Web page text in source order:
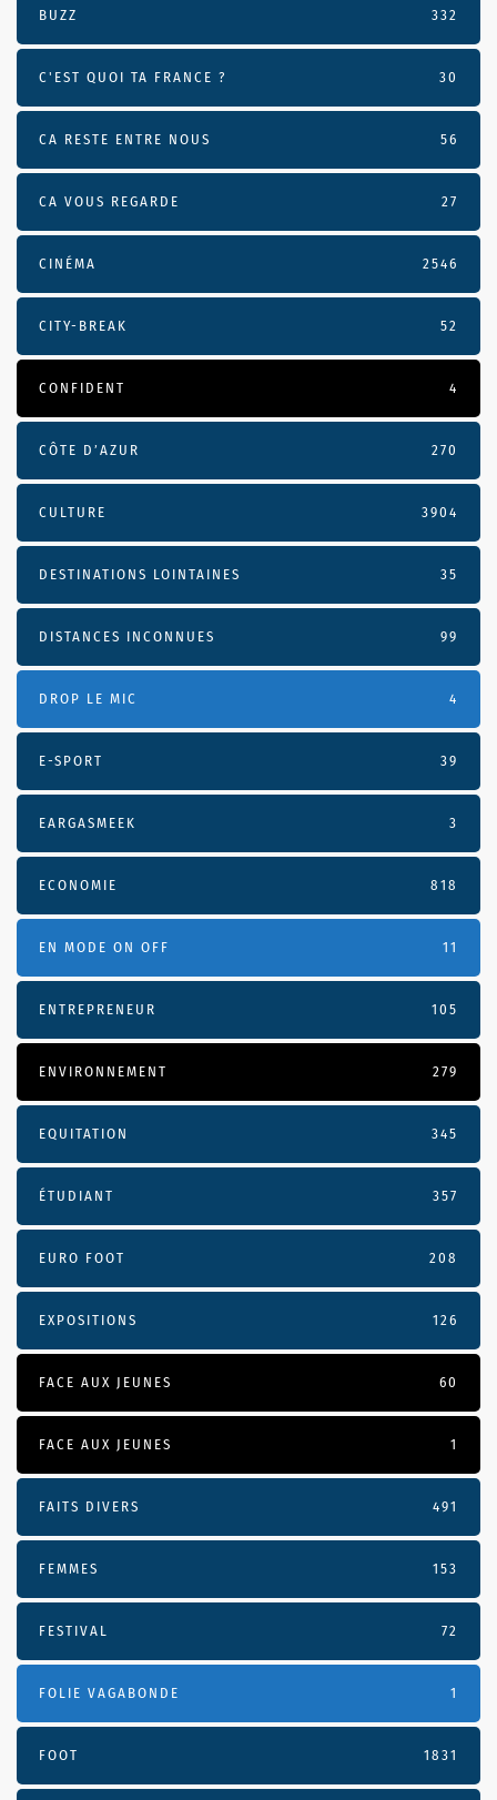
BUZZ 332
C'EST QUOI TA FRANCE ? 30
CA RESTE ENTRE NOUS 56
CA VOUS REGARDE 27
CINÉMA 2546
CITY-BREAK 52
CONFIDENT 4
CÔTE D’AZUR 270
CULTURE 3904
DESTINATIONS LOINTAINES 35
DISTANCES INCONNUES 99
DROP LE MIC 4
E-SPORT 39
EARGASMEEK 3
ECONOMIE 818
EN MODE ON OFF 11
ENTREPRENEUR 105
ENVIRONNEMENT 279
EQUITATION 345
ÉTUDIANT 357
EURO FOOT 208
EXPOSITIONS 126
FACE AUX JEUNES 60
FACE AUX JEUNES 1
FAITS DIVERS 491
FEMMES 153
FESTIVAL 72
FOLIE VAGABONDE 1
FOOT 1831